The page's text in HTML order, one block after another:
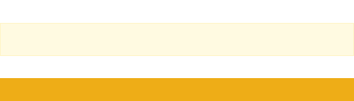
á
a
í